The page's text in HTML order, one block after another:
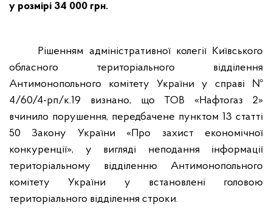
у розмірі 34 000 грн.
Рішенням адміністративної колегії Київського
обласного територіального відділення
Антимонопольного комітету України у справі №
4/60/4-рп/к.19
визнано, що ТОВ «Нафтогаз 2»
вчинило порушення, передбачене пунктом 13 статті
50
Закону України «Про захист економічної
конкуренції», у вигляді неподання інформації
територіальному відділенню Антимонопольного
комітету України у встановлені головою
територіального відділення строки.